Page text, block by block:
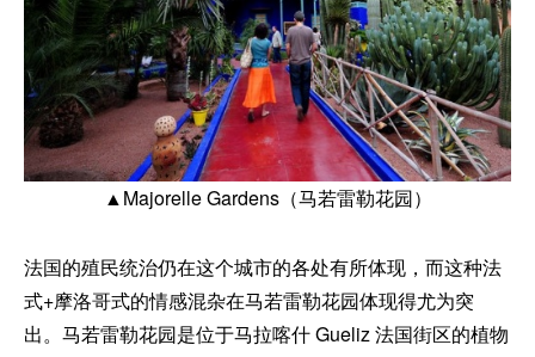
▲Majorelle Gardens（马若雷勒花园）
法国的殖民统治仍在这个城市的各处有所体现，而这种法
式+摩洛哥式的情感混杂在马若雷勒花园体现得尤为突
出。马若雷勒花园是位于马拉喀什 Gueliz 法国街区的植物